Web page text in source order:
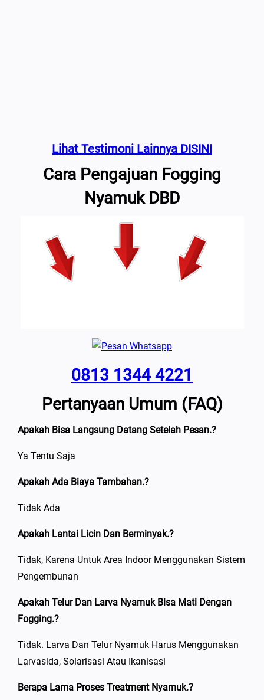
Lihat Testimoni Lainnya DISINI
Cara Pengajuan Fogging
Nyamuk DBD
0813 1344 4221
Pertanyaan Umum (FAQ)
Apakah Bisa Langsung Datang Setelah Pesan.?
Ya Tentu Saja
Apakah Ada Biaya Tambahan.?
Tidak Ada
Apakah Lantai Licin Dan Berminyak.?
Tidak, Karena Untuk Area Indoor Menggunakan Sistem
Pengembunan
Apakah Telur Dan Larva Nyamuk Bisa Mati Dengan
Fogging.?
Tidak. Larva Dan Telur Nyamuk Harus Menggunakan
Larvasida, Solarisasi Atau Ikanisasi
Berapa Lama Proses Treatment Nyamuk.?